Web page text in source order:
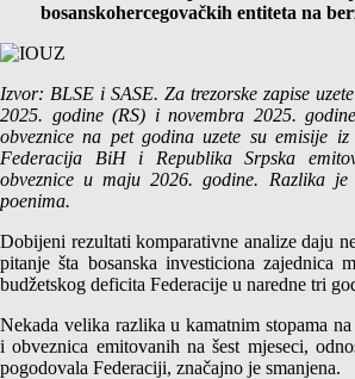
bosanskohercegovačkih entiteta na
Izvor: BLSE i SASE. Za trezorske zapise
2025. godine (RS) i novembra 2025.
obveznice na pet godina uzete su emisije
Federacija BiH i Republika Srpska
obveznice u maju 2026. godine. Razlika je
poenima.
Dobijeni rezultati komparativne analize daju
pitanje šta bosanska investiciona zajednica
budžetskog deficita Federacije u naredne tri
Nekada velika razlika u kamatnim stopama
i obveznica emitovanih na šest mjeseci,
pogodovala Federaciji, značajno je smanjena.